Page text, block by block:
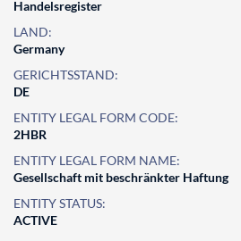
Handelsregister
LAND:
Germany
GERICHTSSTAND:
DE
ENTITY LEGAL FORM CODE:
2HBR
ENTITY LEGAL FORM NAME:
Gesellschaft mit beschränkter Haftung
ENTITY STATUS:
ACTIVE